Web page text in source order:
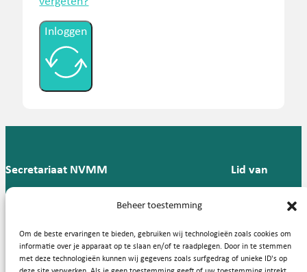
Beheer toestemming
Om de beste ervaringen te bieden, gebruiken wij technologieën zoals cookies om
informatie over je apparaat op te slaan en/of te raadplegen. Door in te stemmen
met deze technologieën kunnen wij gegevens zoals surfgedrag of unieke ID's op
Inloggen
Secretariaat NVMM
Groningen
T: 088 -
57
Lid van